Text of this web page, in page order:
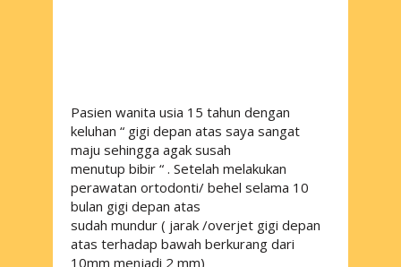
Pasien wanita usia 15 tahun dengan
keluhan “ gigi depan atas saya sangat
maju sehingga agak susah
menutup bibir “ . Setelah melakukan
perawatan ortodonti/ behel selama 10
bulan gigi depan atas
sudah mundur ( jarak /overjet gigi depan
atas terhadap bawah berkurang dari
10mm menjadi 2 mm)